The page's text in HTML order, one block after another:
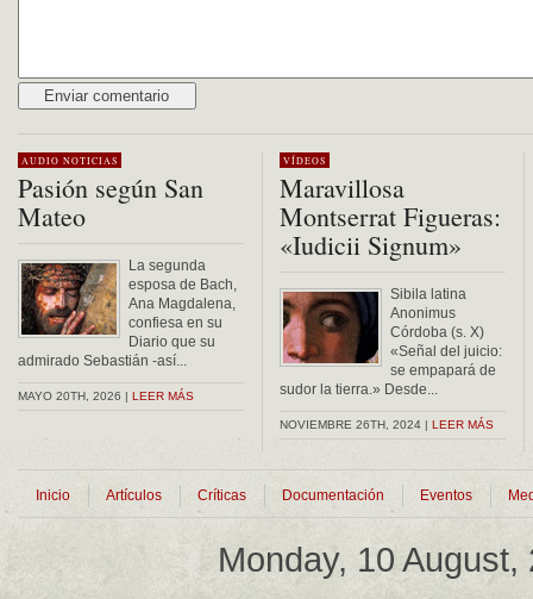
AUDIO NOTICIAS
Pasión según San
Mateo
La segunda
esposa de Bach,
Ana Magdalena,
confiesa en su
Diario que su
admirado Sebastián -así...
MAYO 20TH, 2026 | LEER MÁS
VÍDEOS
Maravillosa
Montserrat Figueras:
«Iudicii Signum»
Sibila latina
Anonimus
Córdoba (s. X)
«Señal del juicio:
se empapará de
sudor la tierra.» Desde...
NOVIEMBRE 26TH, 2024 | LEER MÁS
Inicio Artículos Críticas Documentación Eventos
Monday, 10